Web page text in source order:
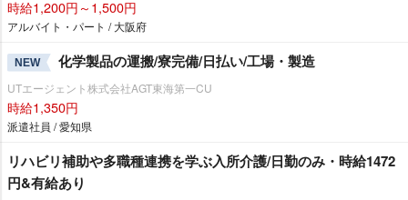
時給1,200円～1,500円
アルバイト・パート / 大阪府
NEW 化学製品の運搬/寮完備/日払い/工場・製造
UTエージェント株式会社AGT東海第一CU
時給1,350円
派遣社員 / 愛知県
リハビリ補助や多職種連携を学ぶ入所介護/日勤のみ・時給1472
円&有給あり